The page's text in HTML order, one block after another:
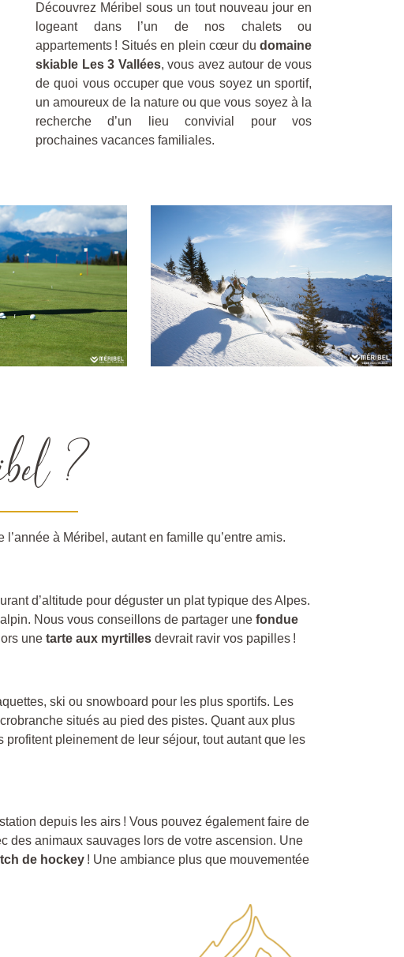
Découvrez Méribel sous un tout nouveau jour en
logeant dans l’un de nos chalets ou
appartements ! Situés en plein cœur du domaine
skiable Les 3 Vallées, vous avez autour de vous
de quoi vous occuper que vous soyez un sportif,
un amoureux de la nature ou que vous soyez à la
recherche d’un lieu convivial pour vos
prochaines vacances familiales.
?
à Méribel, autant en famille qu’entre amis.
d’altitude pour déguster un plat typique des Alpes.
Nous vous conseillons de partager une fondue
une tarte aux myrtillesdevrait ravir vos papilles !
ski ou snowboard pour les plus sportifs. Les
situés au pied des pistes. Quant aux plus
profitent pleinement de leur séjour, tout autant que les
depuis les airs ! Vous pouvez également faire de
des animaux sauvages lors de votre ascension. Une
de hockey ! Une ambiance plus que mouvementée